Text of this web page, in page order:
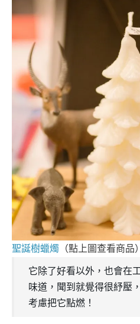
聖誕樹蠟燭 （點上圖查看商品）
它除了好看以外，也會在
味道，聞到就覺得很紓壓
考慮把它點燃！